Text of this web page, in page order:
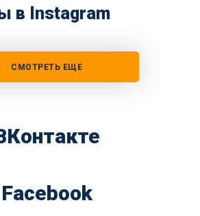
в Instagram
СМОТРЕТЬ ЕЩЕ
Facebook